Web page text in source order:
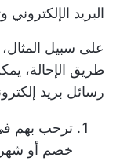
البريد
على سبيل المثال،
طريق الإحالة،
رسائل بريد
ترحب بهم في
خصم أو شهر